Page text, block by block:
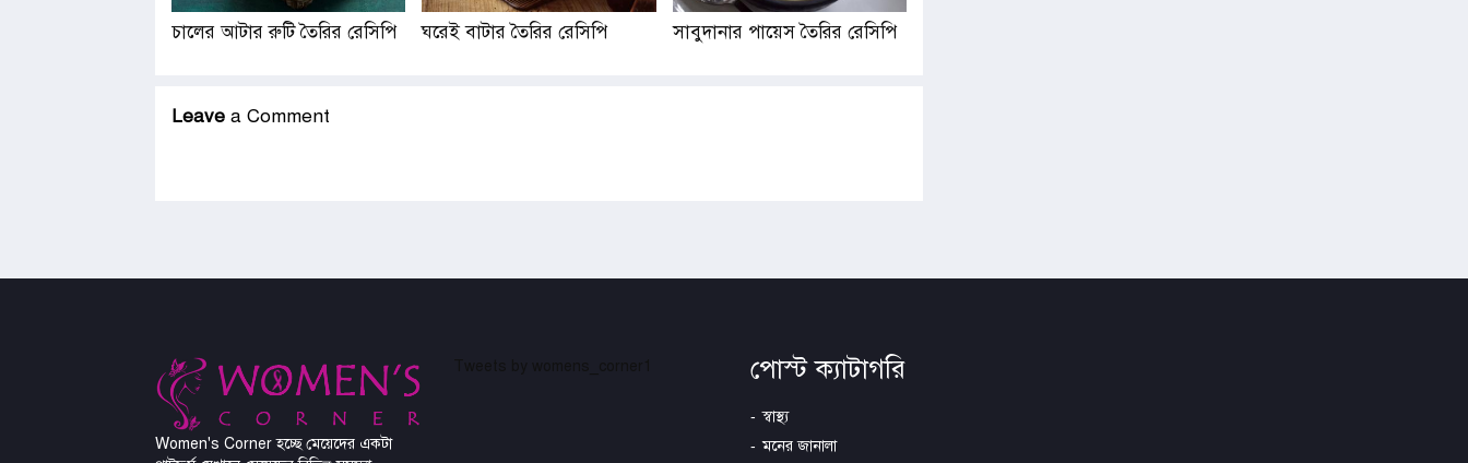
চালের আটার রুটি তৈরির রেসিপি ঘরেই বাটার তৈরির রেসিপি সাবুদানার পায়েস তৈরির রেসিপি
Leave a Comment
Women's Corner হচ্ছে মেয়েদের একটা
পোস্ট ক্যাটাগরি
স্বাস্থ্য
মনের জানালা